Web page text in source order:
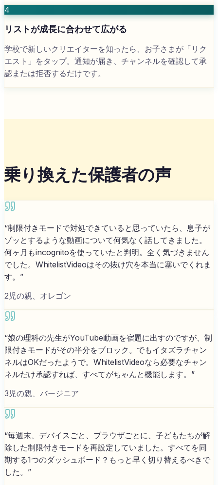
4
リストが成長に合わせて広がる
学校で新しいクリエイターを知ったら、お子さまが「リク
エスト」をタップ。通知が届き、チャンネルを確認して承
認または拒否するだけです。
乗り換えた保護者の声
“制限付きモードで対処できていると思っていたら、息子が
ゾッとするような動画について何気なく話してきました。
何ヶ月もincognitoを使っていたと判明。全く気づきません
でした。WhitelistVideoはその抜け穴を本当に塞いでくれま
す。 ”
2児の親、オレゴン
“娘の理科の先生がYouTube動画を宿題に出すのですが、制
限付きモードがその半分をブロック。でもイタズラチャン
ネルはOKだったようで。WhitelistVideoなら必要なチャン
ネルだけ承認すれば、すべてがちゃんと機能します。 ”
3児の親、バージニア
“毎週末、デバイスごと、ブラウザごとに、子どもたちが解
除した制限付きモードを再設定していました。すべてを同
期する1つのダッシュボード？もっと早く切り替えるべきで
した。 ”